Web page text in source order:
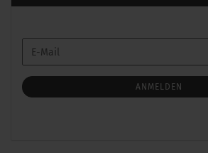
ZUR
ANMELDUNG
E-
Mail
ANMELDEN